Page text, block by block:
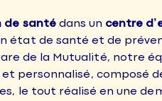
de santédans un centre
état de santé et de
de la Mutualité, notre
personnalisé, composé
le tout réalisé en une